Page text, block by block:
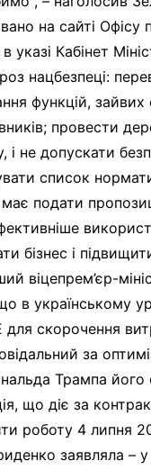
на сайті Офісу
указі Кабінет
нацбезпеці:
функцій, зайвих
провести
і не допускати
список
подати
бізнес і
віцепрем’єр-
в українському
для скорочення
за
Трампа
що діє за
роботу 4 липня
заявляла –